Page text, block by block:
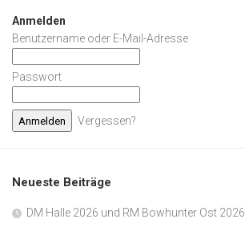
Anmelden
Benutzername oder E-Mail-Adresse
Passwort
Vergessen?
Neueste Beiträge
DM Halle 2026 und RM Bowhunter Ost 2026